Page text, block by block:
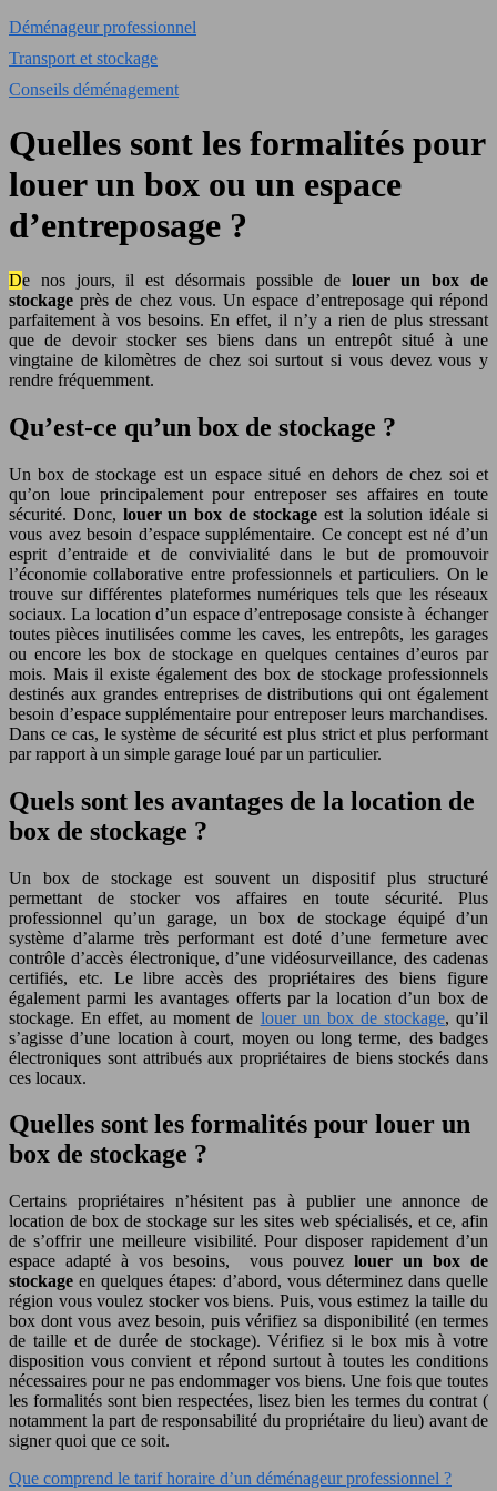
Déménageur professionnel
Transport et stockage
Conseils déménagement
Quelles sont les formalités pour
louer un box ou un espace
d’entreposage ?
De nos jours, il est désormais possible de louer un box de
stockage près de chez vous. Un espace d’entreposage qui répond
parfaitement à vos besoins. En effet, il n’y a rien de plus stressant
que de devoir stocker ses biens dans un entrepôt situé à une
vingtaine de kilomètres de chez soi surtout si vous devez vous y
rendre fréquemment.
Qu’est-ce qu’un box de stockage ?
Un box de stockage est un espace situé en dehors de chez soi et
qu’on loue principalement pour entreposer ses affaires en toute
sécurité. Donc, louer un box de stockageest la solution idéale si
vous avez besoin d’espace supplémentaire. Ce concept est né d’un
esprit d’entraide et de convivialité dans le but de promouvoir
l’économie collaborative entre professionnels et particuliers. On le
trouve sur différentes plateformes numériques tels que les réseaux
sociaux. La location d’un espace d’entreposage consiste à échanger
toutes pièces inutilisées comme les caves, les entrepôts, les garages
ou encore les box de stockage en quelques centaines d’euros par
mois. Mais il existe également des box de stockage professionnels
destinés aux grandes entreprises de distributions qui ont également
besoin d’espace supplémentaire pour entreposer leurs marchandises.
Dans ce cas, le système de sécurité est plus strict et plus performant
par rapport à un simple garage loué par un particulier.
Quels sont les avantages de la location de
box de stockage ?
Un box de stockage est souvent un dispositif plus structuré
permettant de stocker vos affaires en toute sécurité. Plus
professionnel qu’un garage, un box de stockage équipé d’un
système d’alarme très performant est doté d’une fermeture avec
contrôle d’accès électronique, d’une vidéosurveillance, des cadenas
certifiés, etc. Le libre accès des propriétaires des biens figure
également parmi les avantages offerts par la location d’un box de
stockage. En effet, au moment de louer un box de stockage, qu’il
s’agisse d’une location à court, moyen ou long terme, des badges
électroniques sont attribués aux propriétaires de biens stockés dans
ces locaux.
Quelles sont les formalités pour louer un
box de stockage ?
Certains propriétaires n’hésitent pas à publier une annonce de
location de box de stockage sur les sites web spécialisés, et ce, afin
de s’offrir une meilleure visibilité. Pour disposer rapidement d’un
espace adapté à vos besoins, vous pouvez louer un box de
stockage en quelques étapes: d’abord, vous déterminez dans quelle
région vous voulez stocker vos biens. Puis, vous estimez la taille du
box dont vous avez besoin, puis vérifiez sa disponibilité (en termes
de taille et de durée de stockage). Vérifiez si le box mis à votre
disposition vous convient et répond surtout à toutes les conditions
nécessaires pour ne pas endommager vos biens. Une fois que toutes
les formalités sont bien respectées, lisez bien les termes du contrat (
notamment la part de responsabilité du propriétaire du lieu) avant de
signer quoi que ce soit.
Que comprend le tarif horaire d’un déménageur professionnel ?